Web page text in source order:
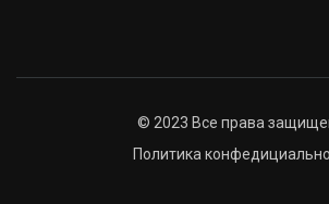
© 2023 Все права
Политика